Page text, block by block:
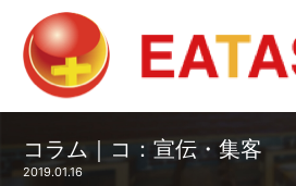
コラム｜コ：宣伝・集客
2019.01.16